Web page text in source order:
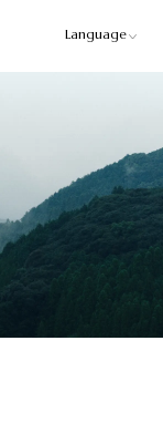
Language